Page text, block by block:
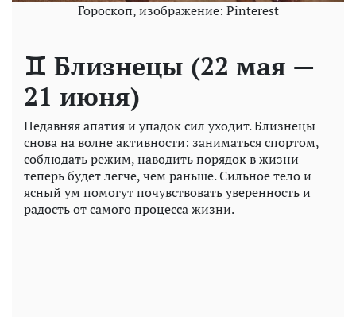
Гороскоп, изображение: Pinterest
♊ Близнецы (22 мая —
21 июня)
Недавняя апатия и упадок сил уходит. Близнецы
снова на волне активности: заниматься спортом,
соблюдать режим, наводить порядок в жизни
теперь будет легче, чем раньше. Сильное тело и
ясный ум помогут почувствовать уверенность и
радость от самого процесса жизни.